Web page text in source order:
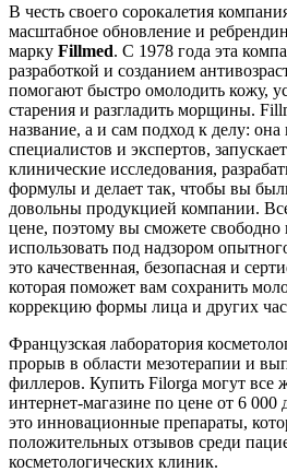
В честь своего сорокалетия
масштабное обновление и
марку Fillmed. С 1978 года эта
разработкой и созданием
помогают быстро омолодить кожу,
старения и разгладить морщины.
название, а и сам подход к делу:
специалистов и экспертов,
клинические исследования,
формулы и делает так, чтобы вы
довольны продукцией компании.
цене, поэтому вы сможете свободно
использовать под надзором
это качественная, безопасная и
которая поможет вам сохранить
коррекцию формы лица и других
Французская лаборатория
прорыв в области мезотерапии и
филлеров. Купить Filorga могут
интернет-магазине по цене от 6 000
это инновационные препараты,
положительных отзывов среди
косметологических клиник.